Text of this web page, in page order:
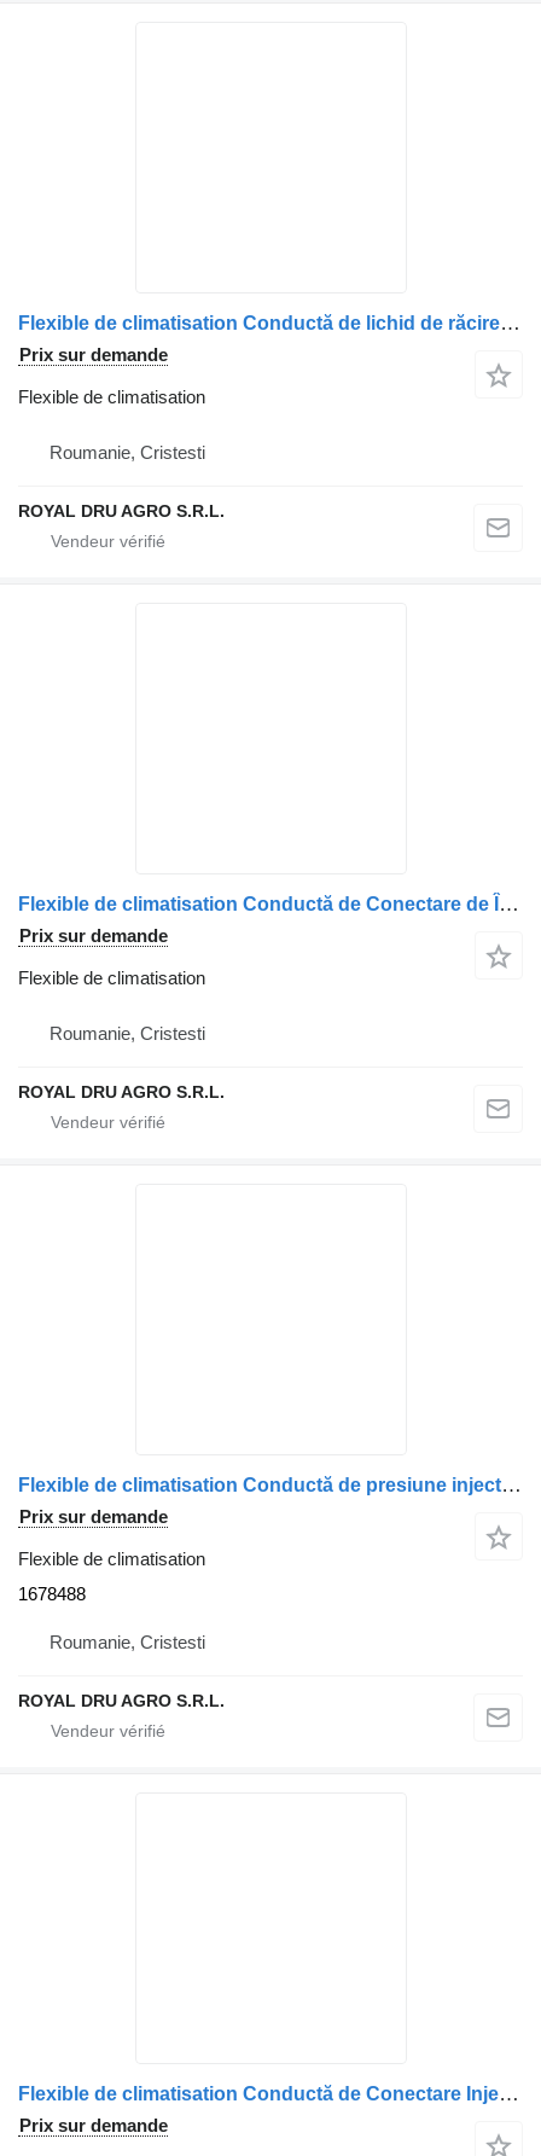
Flexible de climatisation Conductă de lichid de răcire pour camion DAF 14579 8056
Prix sur demande
Flexible de climatisation
Roumanie, Cristesti
ROYAL DRU AGRO S.R.L.
Flexible de climatisation Conductă de Conectare de Înaltă Presiune Injector pour camion DAF (2047593, 1932625)
Prix sur demande
Flexible de climatisation
Roumanie, Cristesti
ROYAL DRU AGRO S.R.L.
Flexible de climatisation Conductă de presiune injector de combustibil 1678488 pour camion DAF – 14.656 cm
Prix sur demande
Flexible de climatisation
1678488
Roumanie, Cristesti
ROYAL DRU AGRO S.R.L.
Flexible de climatisation Conductă de Conectare Injector 1678488-13 pour camion DAF 1678488 de Înaltă Presiune
Prix sur demande